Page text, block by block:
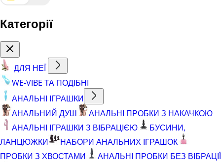
Категорії
ДЛЯ НЕЇ
WE-VIBE ТА ПОДІБНІ
АНАЛЬНІ ІГРАШКИ
АНАЛЬНИЙ ДУШ
АНАЛЬНІ ПРОБКИ З НАКАЧКОЮ
АНАЛЬНІ ІГРАШКИ З ВІБРАЦІЄЮ
БУСИНИ,
ЛАНЦЮЖКИ
НАБОРИ АНАЛЬНИХ ІГРАШОК
ПРОБКИ З ХВОСТАМИ
АНАЛЬНІ ПРОБКИ БЕЗ ВІБРАЦІЇ